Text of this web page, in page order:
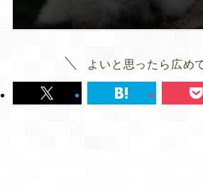
よいと思ったら広め